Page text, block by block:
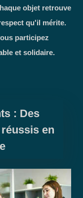
objet retrouve
qu'il mérite.
participez
et solidaire.
: Des
en